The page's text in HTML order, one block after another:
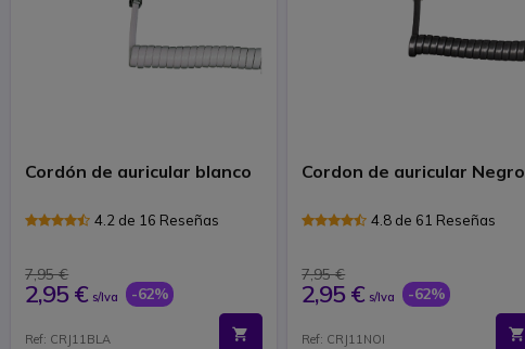
Cordón de auricular blanco
4.2 de 16 Reseñas
7,95 €
2,95 € s/Iva -62%
Ref: CRJ11BLA
Cordon de auricular Negro
4.8 de 61 Reseñas
7,95 €
2,95 € s/Iva -62%
Ref: CRJ11NOI